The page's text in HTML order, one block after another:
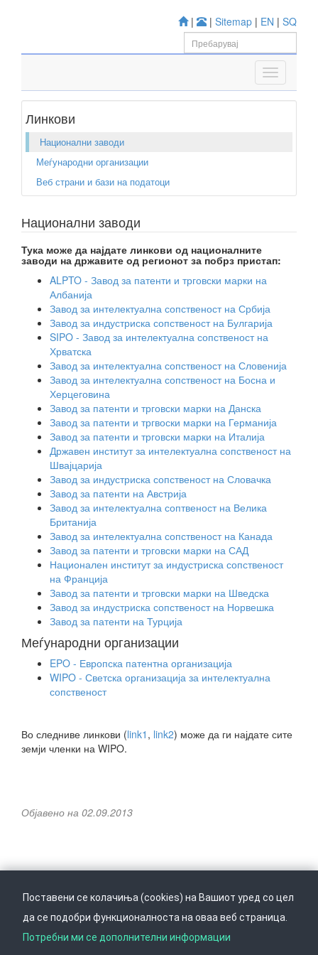
| | Sitemap | EN | SQ
Линкови
Национални заводи
Меѓународни организации
Веб страни и бази на податоци
Национални заводи
Тука може да најдате линкови од националните
заводи на државите од регионот за побрз пристап:
ALPTO - Завод за патенти и трговски марки на
Албанија
Завод за интелектуална сопственост на Србија
Завод за индустриска сопственост на Булгарија
SIPO - Завод за интелектуална сопственост на
Хрватска
Завод за интелектуална сопственост на Словенија
Завод за интелектуална сопственост на Босна и
Херцеговина
Завод за патенти и трговски марки на Данска
Завод за патенти и тргвоски марки на Германија
Завод за патенти и трговски марки на Италија
Државен институт за интелектуална сопственост на
Швајцарија
Завод за индустриска сопственост на Словачка
Завод за патенти на Австрија
Завод за интелектуална соптвеност на Велика
Британија
Завод за интелектуална сопственост на Канада
Завод за патенти и трговски марки на САД
Национален институт за индустриска сопственост
на Франција
Завод за патенти и трговски марки на Шведска
Завод за индустриска сопственост на Норвешка
Завод за патенти на Турција
Меѓународни организации
EPO - Европска патентна организација
WIPO - Светска организација за интелектуална
сопственост
Во следниве линкови (link1 , link2) може да ги најдате сите
земји членки на WIPO.
Објавено на 02.09.2013
Врати се горе Следете не на
Поставени се колачиња (cookies) на Вашиот уред со цел
да се подобри функционалноста на оваа веб страница.
Потребни ми се дополнителни информации